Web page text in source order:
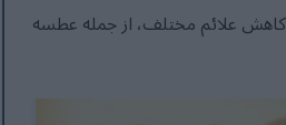
علائم مختلف، از جمله عطسه